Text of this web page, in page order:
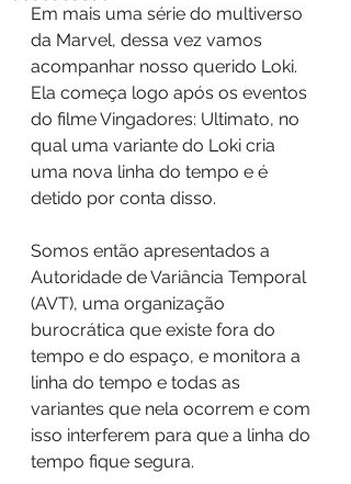
Em mais uma série do multiverso
da Marvel, dessa vez vamos
acompanhar nosso querido Loki.
Ela começa logo após os eventos
do filme Vingadores: Ultimato, no
qual uma variante do Loki cria
uma nova linha do tempo e é
detido por conta disso.
Somos então apresentados a
Autoridade de Variância Temporal
(AVT), uma organização
burocrática que existe fora do
tempo e do espaço, e monitora a
linha do tempo e todas as
variantes que nela ocorrem e com
isso interferem para que a linha do
tempo fique segura.